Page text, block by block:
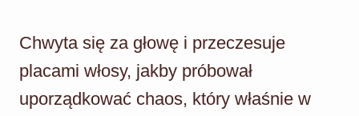
Chwyta się za głowę i przeczesuje
placami włosy, jakby próbował
uporządkować chaos, który właśnie w